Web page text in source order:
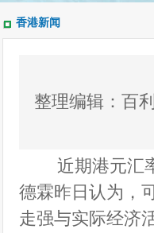
香港新闻
整理编辑：百
近期港元汇率
德霖昨日认为，
走强与实际经济